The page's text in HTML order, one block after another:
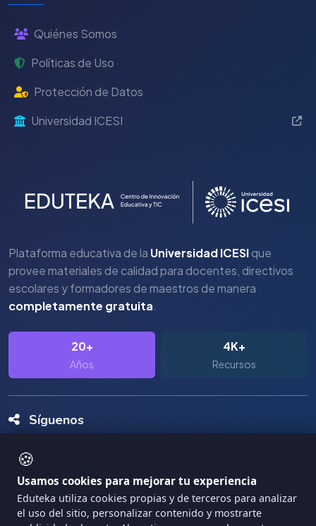
🍪
Usamos cookies para mejorar tu experiencia
Eduteka utiliza cookies propias y de terceros para analizar
el uso del sitio, personalizar contenido y mostrarte
Quiénes Somos
Políticas de Uso
Protección de Datos
Universidad ICESI
Plataforma educativa de la Universidad ICESIque
provee materiales de calidad para docentes, directivos
escolares y formadores de maestros de manera
completamente gratuita.
20+
Años
4K+
Recursos
Síguenos
Copyright Eduteka 2001-2026 - Universidad ICESI